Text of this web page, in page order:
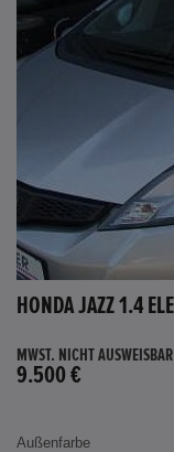
MWST. NICHT AUSWEISBAR
9.500 €
Außenfarbe